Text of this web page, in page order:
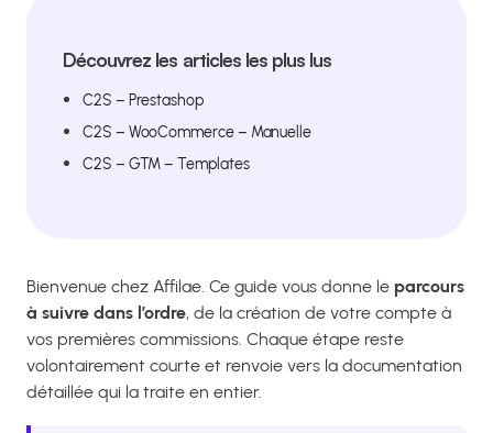
Découvrez les articles les plus lus
C2S – Prestashop
C2S – WooCommerce – Manuelle
C2S – GTM – Templates
Bienvenue chez Affilae. Ce guide vous donne le parcours
à suivre dans l’ordre, de la création de votre compte à
vos premières commissions. Chaque étape reste
volontairement courte et renvoie vers la documentation
détaillée qui la traite en entier.